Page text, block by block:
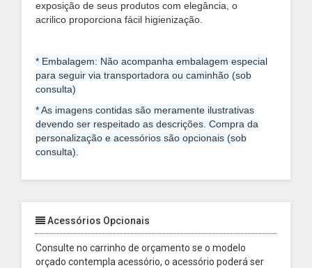
exposição de seus produtos com elegância, o
acrilico proporciona fácil higienização.
* Embalagem: Não acompanha embalagem especial
para seguir via transportadora ou caminhão (sob
consulta)
* As imagens contidas são meramente ilustrativas
devendo ser respeitado as descrições. Compra da
personalização e acessórios são opcionais (sob
consulta).
Acessórios Opcionais
Consulte no carrinho de orçamento se o modelo
orçado contempla acessório, o acessório poderá ser